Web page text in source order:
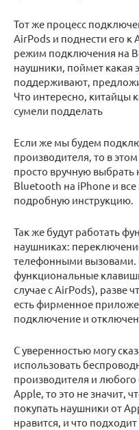
Тот же процесс
AirPods и поднести его
режим подключения на
наушники, поймет какая
поддерживают,
Что интересно, китайцы
сумели подделать
Если же мы будем
производителя, то в
просто вручную выбрать
Bluetooth на iPhone и
подробную инструкцию.
Так же будут работать
наушниках:
телефонными вызовами.
функциональные
случае с AirPods), разве
есть фирменное
подключение и
С уверенностью могу
использовать
производителя и
Apple, то это не значит,
покупать наушники от
нравится, и что